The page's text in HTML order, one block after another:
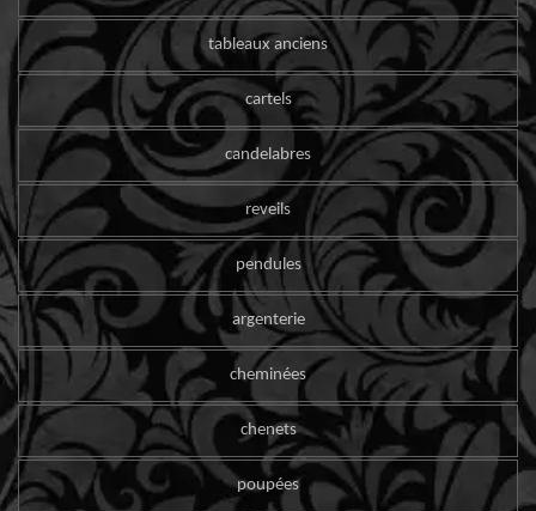
tableaux anciens
cartels
candelabres
reveils
pendules
argenterie
cheminées
chenets
poupées